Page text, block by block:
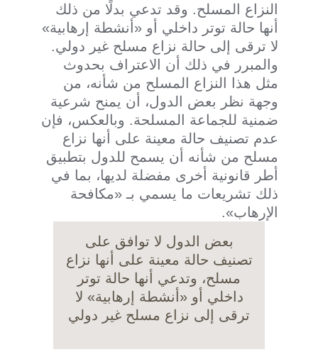
النزاع المسلح. وقد تدعي بدلًا من ذلك
أنها حالة توتر داخلي أو «أنشطة إرهابية»
لا ترقى إلى حالة نزاع مسلح غير دولي.
والمبرر في ذلك أن الاعتراف بحدوث
مثل هذا النزاع المسلح من شأنه، من
وجهة نظر بعض الدول، أن يمنح شرعية
ضمنية للجماعة المسلحة. وبالعكس، فإن
عدم تصنيف حالة معينة على أنها نزاع
مسلح من شأنه أن يسمح للدول بتطبيق
أطر قانونية أخرى مفضلة لديها، بما في
ذلك تشريعات ما يسمي بـ «مكافحة
الإرهاب».
بعض الدول لا توافق على
تصنيف حالة معينة على أنها نزاع
مسلح، وتدعي أنها حالة توتر
داخلي أو «أنشطة إرهابية» لا
ترقى إلى نزاع مسلح غير دولي